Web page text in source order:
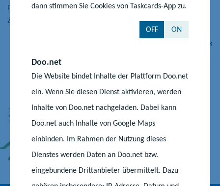
dann stimmen Sie Cookies von Taskcards-App zu.
OFF ON
Doo.net
Die Website bindet Inhalte der Plattform Doo.net
ein. Wenn Sie diesen Dienst aktivieren, werden
Inhalte von Doo.net nachgeladen. Dabei kann
Doo.net auch Inhalte von Google Maps
einbinden. Im Rahmen der Nutzung dieses
Dienstes werden Daten an Doo.net bzw.
eingebundene Drittanbieter übermittelt. Dazu
Präsentation von Angeboten und der Kontaktaufnahme für eine
Zusammenarbeit.
Zur Datenbank